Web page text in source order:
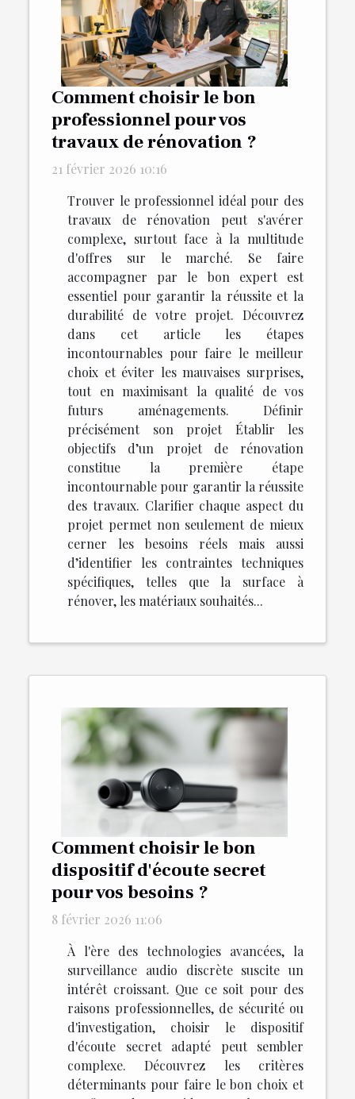
Comment choisir le bon
professionnel pour vos
travaux de rénovation ?
21 février 2026 10:16
Trouver le professionnel idéal pour des
travaux de rénovation peut s'avérer
complexe, surtout face à la multitude
d'offres sur le marché. Se faire
accompagner par le bon expert est
essentiel pour garantir la réussite et la
durabilité de votre projet. Découvrez
dans cet article les étapes
incontournables pour faire le meilleur
choix et éviter les mauvaises surprises,
tout en maximisant la qualité de vos
futurs aménagements. Définir
précisément son projet Établir les
objectifs d’un projet de rénovation
constitue la première étape
incontournable pour garantir la réussite
des travaux. Clarifier chaque aspect du
projet permet non seulement de mieux
cerner les besoins réels mais aussi
d’identifier les contraintes techniques
spécifiques, telles que la surface à
rénover, les matériaux souhaités...
Comment choisir le bon
dispositif d'écoute secret
pour vos besoins ?
8 février 2026 11:06
À l'ère des technologies avancées, la
surveillance audio discrète suscite un
intérêt croissant. Que ce soit pour des
raisons professionnelles, de sécurité ou
d'investigation, choisir le dispositif
d'écoute secret adapté peut sembler
complexe. Découvrez les critères
déterminants pour faire le bon choix et